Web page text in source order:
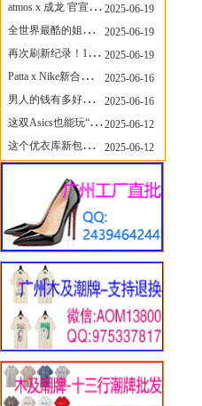
atmos x 成龙 官宣，《警察故事》联名短袖公布！
2025-06-19
全世界最酷的姐姐，和Nike联名的鞋要来了！
2025-06-19
再次刷新纪录！14只 LABUBU 共拍出240万元
2025-06-19
Patta x Nike新合作提前泄露，这次的服饰周边也有亮点？
2025-06-16
男人的钱有多好赚？四个大学生创业卖短裤，年销8个亿！
2025-06-16
这双Asics也能玩“牛仔感”？TOGA联名即将登场！
2025-06-12
这个优衣库新包，能火起来吗？
2025-06-12